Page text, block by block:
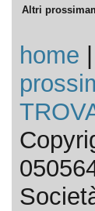
Altri
home